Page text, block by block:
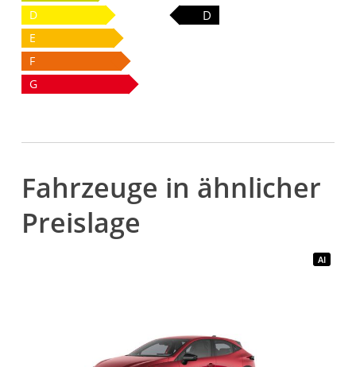
D
D
E
F
G
Fahrzeuge in ähnlicher
Preislage
AI